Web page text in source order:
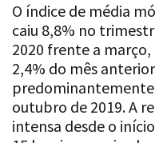
O índice de média
caiu 8,8% no
2020 frente a
2,4% do mês
outubro de 2019. A
intensa desde o